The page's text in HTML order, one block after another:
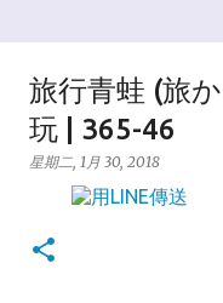
旅行青蛙 (旅
玩 | 365-46
星期二, 1月 30, 2018